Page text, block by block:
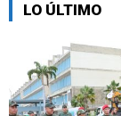
LO ÚLTIMO